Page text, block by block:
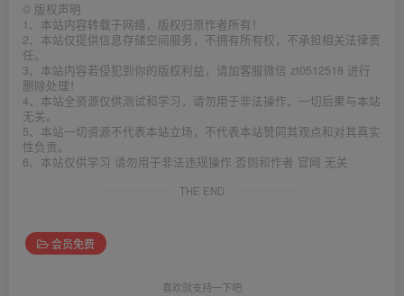
© 版权声明
1、本站内容转载于网络，版权归原作者所有！
2、本站仅提供信息存储空间服务，不拥有所有权，不承担相关法律责
任。
3、本站内容若侵犯到你的版权利益，请加客服微信 zt0512518 进行
删除处理！
4、本站全资源仅供测试和学习，请勿用于非法操作，一切后果与本站
无关。
5、本站一切资源不代表本站立场，不代表本站赞同其观点和对其真实
性负责。
6、本站仅供学习 请勿用于非法违规操作 否则和作者 官网 无关
THE END
会员免费
喜欢就支持一下吧